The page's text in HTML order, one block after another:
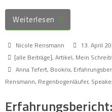
Weiterlesen
Nicole Rensmann
13. April
[alle Beiträge], Artikel, Mein
Anna Tefert, Bookrix,
Rensmann, Regenbogenläufer,